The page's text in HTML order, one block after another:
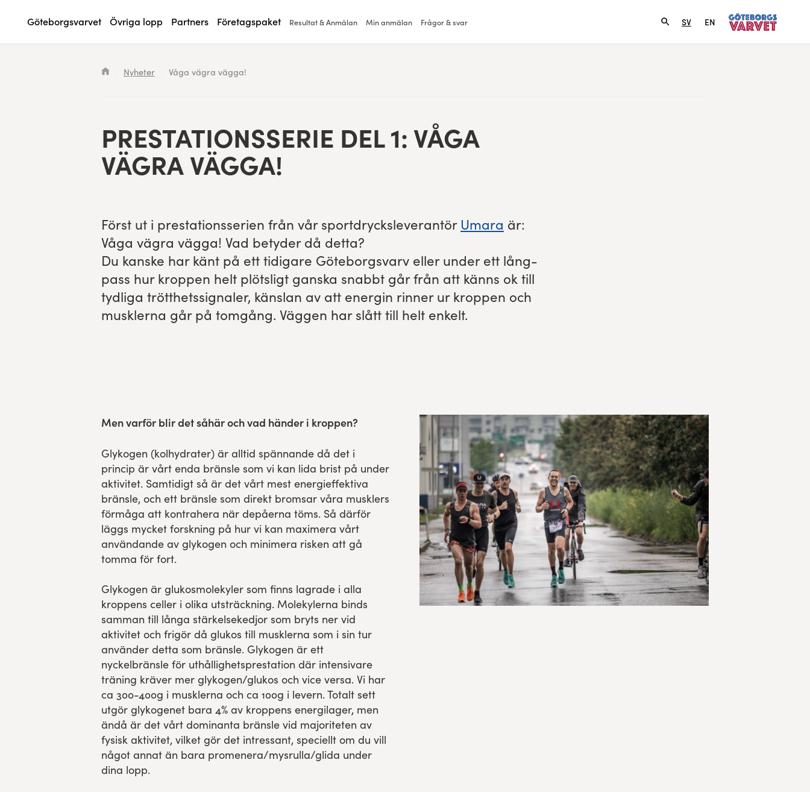
Göteborgsvarvet Övriga lopp Partners Företagspaket Resultat & Anmälan Min anmälan Frågor & svar SV EN
Sökresultaten dyker upp här
Nyheter Våga vägra vägga!
PRESTA­TION­SSERIE DEL1: VÅGA
VÄGRA VÄGGA!
Först ut i presta­tion­sse­rien från vår sportdryck­slever­an­tör Umara är:
Våga vägra väg­ga! Vad bety­der då det­ta?
Du kanske har känt på ett tidi­gare Göte­borgsvarv eller under ett lång­
pass hur krop­pen helt plöt­sligt gan­s­ka snabbt går från att känns ok till
tydli­ga tröt­thetssig­naler, känslan av att ener­gin rin­ner ur krop­pen och
muskler­na går på tomgång. Väggen har slått till helt enkelt.
Men varför blir det såhär och vad händer i kroppen?
Glykogen (kolhydrater) är alltid spännande då det i
princip är vårt enda bränsle som vi kan lida brist på under
aktivitet. Samtidigt så är det vårt mest energieffektiva
bränsle, och ett bränsle som direkt bromsar våra musklers
förmåga att kontrahera när depåerna töms. Så därför
läggs mycket forskning på hur vi kan maximera vårt
användande av glykogen och minimera risken att gå
tomma för fort.
Glykogen är glukosmolekyler som finns lagrade i alla
kroppens celler i olika utsträckning. Molekylerna binds
samman till långa stärkelsekedjor som bryts ner vid
aktivitet och frigör då glukos till musklerna som i sin tur
använder detta som bränsle. Glykogen är ett
nyckelbränsle för uthållighetsprestation där intensivare
träning kräver mer glykogen/glukos och vice versa. Vi har
ca 300-400g i musklerna och ca 100g i levern. Totalt sett
utgör glykogenet bara 4% av kroppens energilager, men
ändå är det vårt dominanta bränsle vid majoriteten av
fysisk aktivitet, vilket gör det intressant, speciellt om du vill
något annat än bara promenera/mysrulla/glida under
dina lopp.
Kölista
Deltagarinformation
Göteborgsvarvet Expo
Spring för välgörenhet
Göteborgsvarvet familjeområde
Specialvarvet
Huvudpartners
Evenemangs- & mediepartners
Partners Varvetveckan
Resultat 2026